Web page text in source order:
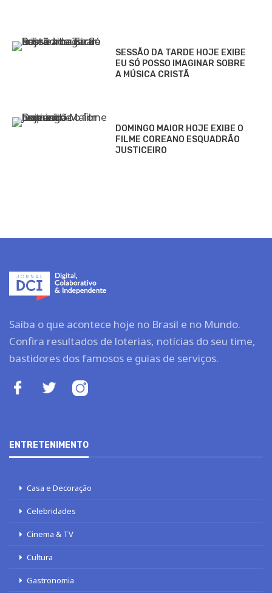
SESSÃO DA TARDE HOJE EXIBE
EU SÓ POSSO IMAGINAR SOBRE
A MÚSICA CRISTÃ
DOMINGO MAIOR HOJE EXIBE O
FILME COREANO ESQUADRÃO
JUSTICEIRO
Saiba o que acontece hoje no Brasil e no Mundo.
Confira resultados de loterias, notícias do seu time,
bastidores dos famosos e guias de serviços.
ENTRETENIMENTO
Casa e Decoração
Celebridades
Cinema & TV
Cultura
Gastronomia